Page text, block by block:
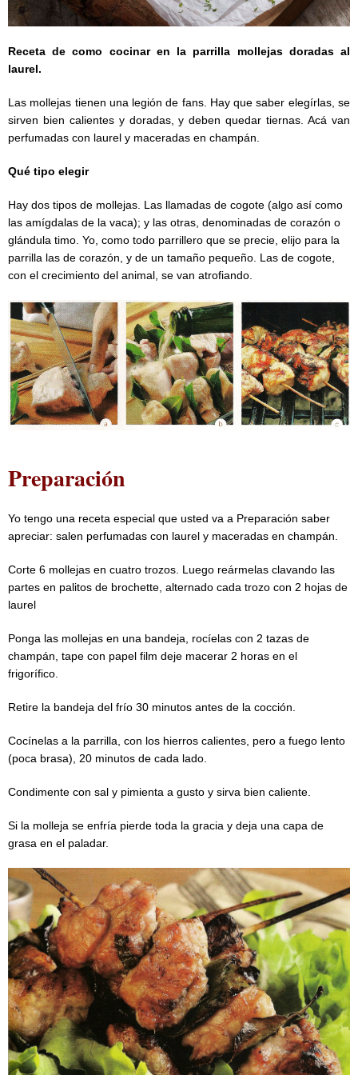
Receta de como cocinar en la parrilla mollejas doradas al
laurel.
Las mollejas tienen una legión de fans. Hay que saber elegírlas, se
sirven bien calientes y doradas, y deben quedar tiernas. Acá van
perfumadas con laurel y maceradas en champán.
Qué tipo elegir
Hay dos tipos de mollejas. Las llamadas de cogote (algo así como
las amígdalas de la vaca); y las otras, denominadas de corazón o
glándula timo. Yo, como todo parrillero que se precie, elijo para la
parrilla las de corazón, y de un tamaño pequeño. Las de cogote,
con el crecimiento del animal, se van atrofiando.
Preparación
Yo tengo una receta especial que usted va a Preparación saber
apreciar: salen perfumadas con laurel y maceradas en champán.
Corte 6 mollejas en cuatro trozos. Luego reármelas clavando las
partes en palitos de brochette, alternado cada trozo con 2 hojas de
laurel
Ponga las mollejas en una bandeja, rocíelas con 2 tazas de
champán, tape con papel film deje macerar 2 horas en el
frigorífico.
Retire la bandeja del frío 30 minutos antes de la cocción.
Cocínelas a la parrilla, con los hierros calientes, pero a fuego lento
(poca brasa), 20 minutos de cada lado.
Condimente con sal y pimienta a gusto y sirva bien caliente.
Si la molleja se enfría pierde toda la gracia y deja una capa de
grasa en el paladar.